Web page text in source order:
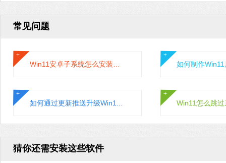
常见问题
猜你还需安装这些软件